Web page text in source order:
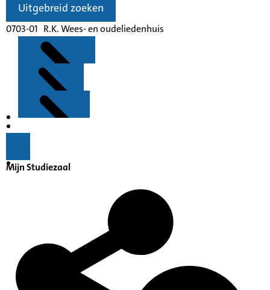
Uitgebreid zoeken
0703-01 R.K. Wees- en oudeliedenhuis
Inventaris
Mijn Studiezaal